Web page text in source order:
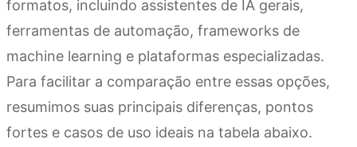
formatos, incluindo assistentes de IA gerais,
ferramentas de automação, frameworks de
machine learning e plataformas especializadas.
Para facilitar a comparação entre essas opções,
resumimos suas principais diferenças, pontos
fortes e casos de uso ideais na tabela abaixo.